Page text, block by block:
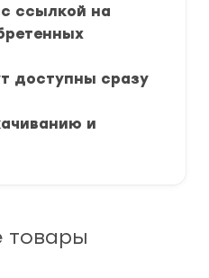
ссылкой на
доступны сразу
и
товары